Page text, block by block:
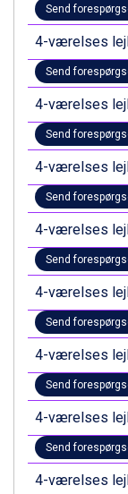
Fieberbrunn
Wagrain
Ischgl fra
St. Anton fra
Zell am See
Canazei fra
Livigno fra
Ponte di
Sauze
Alleghe fra
Bad
Arabba fra
La Thuile
Val Thorens
Cervinia fra
Saalbach
Sölden fra
Bad
Passo
Champoluc
Sestriere
Wagrain fra
Ischgl fra
St. Anton
Send
4-værelses
Send
4-værelses
Send
4-værelses
Send
4-værelses
Send
4-værelses
Send
4-værelses
Send
4-værelses
Send
4-værelses